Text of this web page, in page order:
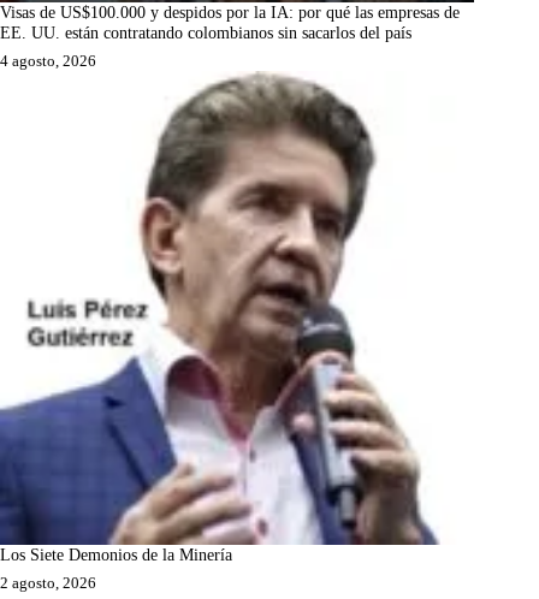
Visas de US$100.000 y despidos por la IA: por qué las empresas de
EE. UU. están contratando colombianos sin sacarlos del país
4 agosto, 2026
Los Siete Demonios de la Minería
2 agosto, 2026